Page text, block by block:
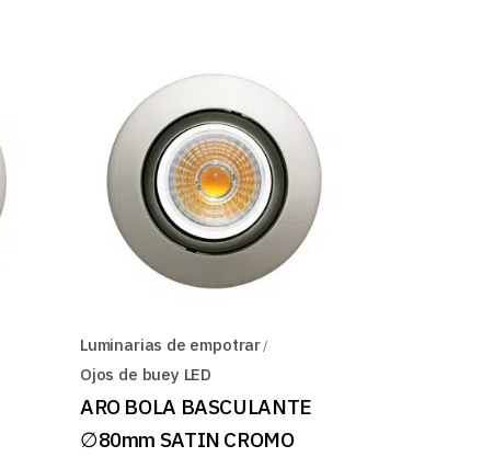
Luminarias de empotrar
Ojos de buey LED
ARO BOLA BASCULANTE
∅80mm SATIN CROMO